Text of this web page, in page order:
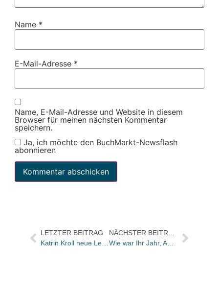
Name *
E-Mail-Adresse *
Name, E-Mail-Adresse und Website in diesem
Browser für meinen nächsten Kommentar
speichern.
Ja, ich möchte den BuchMarkt-Newsflash
abonnieren
LETZTER BEITRAG
Katrin Kroll neue Lektorin bei Kindler